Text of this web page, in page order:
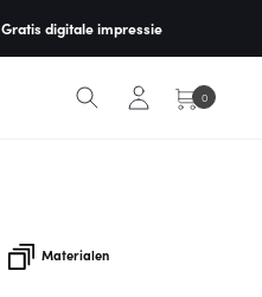
Gratis digitale impressie
0
Materialen